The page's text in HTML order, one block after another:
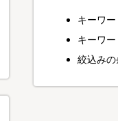
キーワ
キーワ
絞込みの